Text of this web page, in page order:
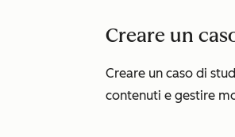
Creare un
Creare un caso di
contenuti e gestire